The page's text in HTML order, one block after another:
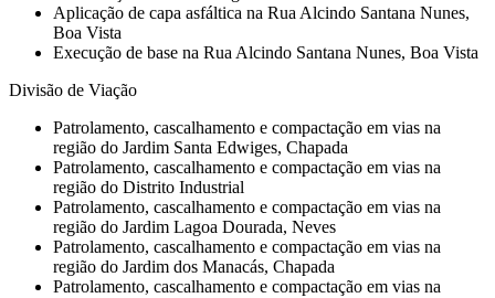
Aplicação de capa asfáltica na Rua Alcindo Santana Nunes,
Boa Vista
Execução de base na Rua Alcindo Santana Nunes, Boa Vista
Divisão de Viação
Patrolamento, cascalhamento e compactação em vias na
região do Jardim Santa Edwiges, Chapada
Patrolamento, cascalhamento e compactação em vias na
região do Distrito Industrial
Patrolamento, cascalhamento e compactação em vias na
região do Jardim Lagoa Dourada, Neves
Patrolamento, cascalhamento e compactação em vias na
região do Jardim dos Manacás, Chapada
Patrolamento, cascalhamento e compactação em vias na